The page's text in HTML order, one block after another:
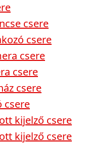
csere
csere
csere
csere
csere
csere
kijelző csere
kijelző csere